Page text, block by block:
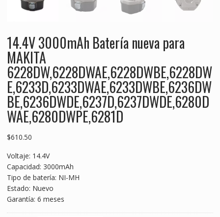
14.4V 3000mAh Batería nueva para
MAKITA
6228DW,6228DWAE,6228DWBE,6228DW
E,6233D,6233DWAE,6233DWBE,6236DW
BE,6236DWDE,6237D,6237DWDE,6280D
WAE,6280DWPE,6281D
$610.50
Voltaje: 14.4V
Capacidad: 3000mAh
Tipo de batería: NI-MH
Estado: Nuevo
Garantía: 6 meses